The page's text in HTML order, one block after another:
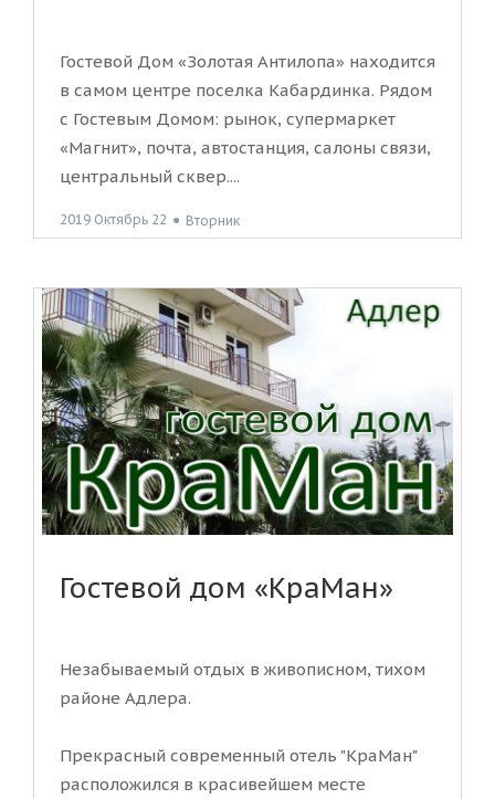
Гостевой Дом «Золотая Антилопа» находится
в самом центре поселка Кабардинка. Рядом
с Гостевым Домом: рынок, супермаркет
«Магнит», почта, автостанция, салоны связи,
центральный сквер....
2019 Октябрь 22 ● Вторник
Гостевой дом «КраМан»
Незабываемый отдых в живописном, тихом
районе Адлера.
Прекрасный современный отель "КраМан"
расположился в красивейшем месте